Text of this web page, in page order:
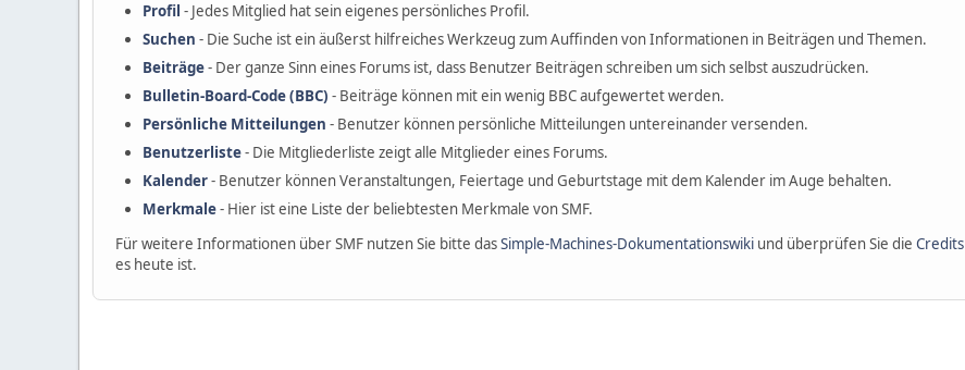
Profil - Jedes Mitglied hat sein eigenes persönliches Profil.
Suchen - Die Suche ist ein äußerst hilfreiches Werkzeug zum Auffinden von Informationen in Beiträgen und Themen.
Beiträge- Der ganze Sinn eines Forums ist, dass Benutzer Beiträgen schreiben um sich selbst auszudrücken.
Bulletin-Board-Code (BBC) - Beiträge können mit ein wenig BBC aufgewertet werden.
Persönliche Mitteilungen - Benutzer können persönliche Mitteilungen untereinander versenden.
Benutzerliste- Die Mitgliederliste zeigt alle Mitglieder eines Forums.
Kalender- Benutzer können Veranstaltungen, Feiertage und Geburtstage mit dem Kalender im Auge behalten.
Merkmale- Hier ist eine Liste der beliebtesten Merkmale von SMF.
Für weitere Informationen über SMF nutzen Sie bitte dasSimple-Machines-Dokumentationswiki und überprüfen Sie die Credits
es heute ist.